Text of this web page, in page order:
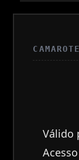
Válido